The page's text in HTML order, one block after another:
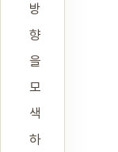
방
향
을
모
색
하